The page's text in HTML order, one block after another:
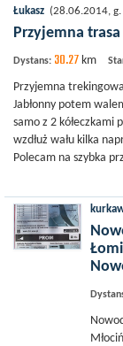
Łukasz (28.06.2014,
Przyjemna
Dystans: 30.27 km
Przyjemna
Jabłonny potem
samo z 2 kółeczkami
wzdłuż wału kilka
Polecam na szybka